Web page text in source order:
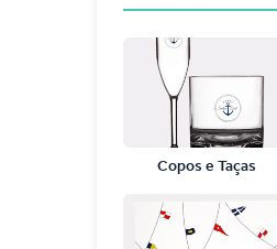
Copos e Taças